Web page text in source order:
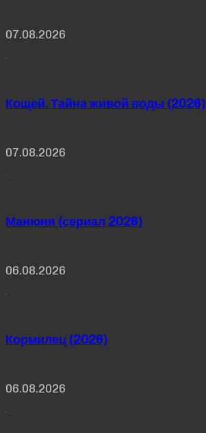
07.08.2026
Кощей. Тайна живой воды (2026)
07.08.2026
Манюня (сериал 2026)
06.08.2026
Кормилец (2026)
06.08.2026